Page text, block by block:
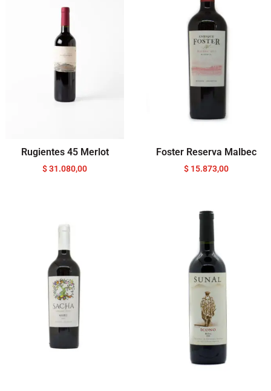
Rugientes 45 Merlot
$31.080,00
Foster Reserva Malbec
$ 15.873,00